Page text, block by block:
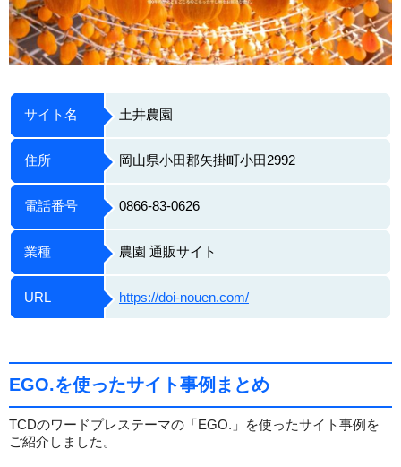
サイト名 土井農園
住所 岡山県小田郡矢掛町小田2992
電話番号 0866-83-0626
業種 農園 通販サイト
URL https://doi-nouen.com/
EGO.を使ったサイト事例まとめ
TCDのワードプレステーマの「EGO.」を使ったサイト事例を
ご紹介しました。